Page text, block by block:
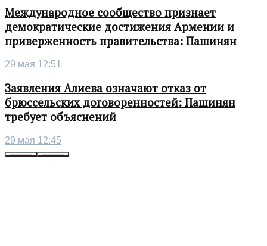
Международное сообщество признает
демократические достижения Армении и
приверженность правительства: Пашинян
29 мая 12:51
Заявления Алиева означают отказ от
брюссельских договоренностей: Пашинян
требует объяснений
29 мая 12:45